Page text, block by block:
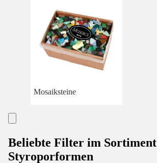
Mosaiksteine
Beliebte Filter im Sortiment
Styroporformen